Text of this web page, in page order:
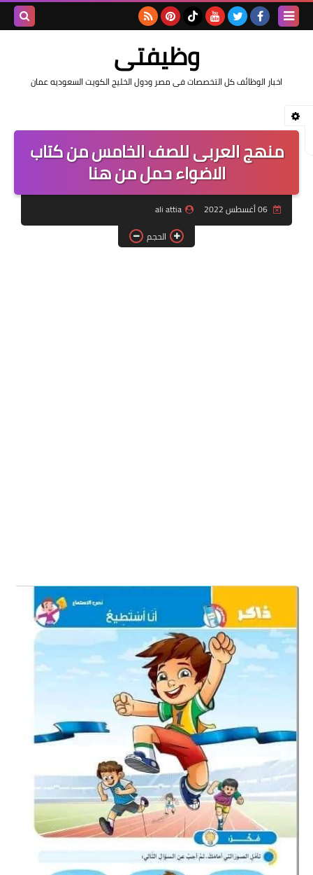
وظيفتى
اخبار الوظائف كل التخصصات فى مصر ودول الخليج الكويت السعوديه عمان
منهج العربى للصف الخامس من كتاب
الاضواء حمل من هنا
06 أغسطس 2022
ali attia
الحجم